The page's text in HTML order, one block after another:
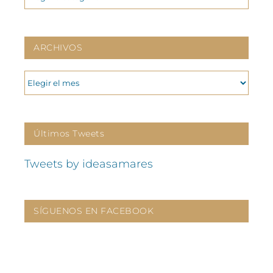
ARCHIVOS
ARCHIVOS
Últimos Tweets
Tweets by ideasamares
SÍGUENOS EN FACEBOOK